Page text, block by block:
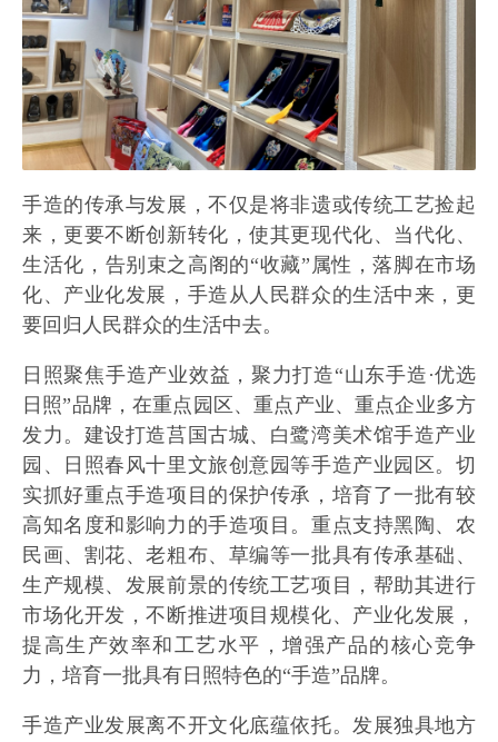
手造的传承与发展，不仅是将非遗或传统工艺捡起
来，更要不断创新转化，使其更现代化、当代化、
生活化，告别束之高阁的“收藏”属性，落脚在市场
化、产业化发展，手造从人民群众的生活中来，更
要回归人民群众的生活中去。
日照聚焦手造产业效益，聚力打造“山东手造·优选
日照”品牌，在重点园区、重点产业、重点企业多方
发力。建设打造莒国古城、白鹭湾美术馆手造产业
园、日照春风十里文旅创意园等手造产业园区。切
实抓好重点手造项目的保护传承，培育了一批有较
高知名度和影响力的手造项目。重点支持黑陶、农
民画、割花、老粗布、草编等一批具有传承基础、
生产规模、发展前景的传统工艺项目，帮助其进行
市场化开发，不断推进项目规模化、产业化发展，
提高生产效率和工艺水平，增强产品的核心竞争
力，培育一批具有日照特色的“手造”品牌。
手造产业发展离不开文化底蕴依托。发展独具地方